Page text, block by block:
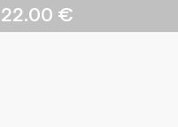
22.00 €